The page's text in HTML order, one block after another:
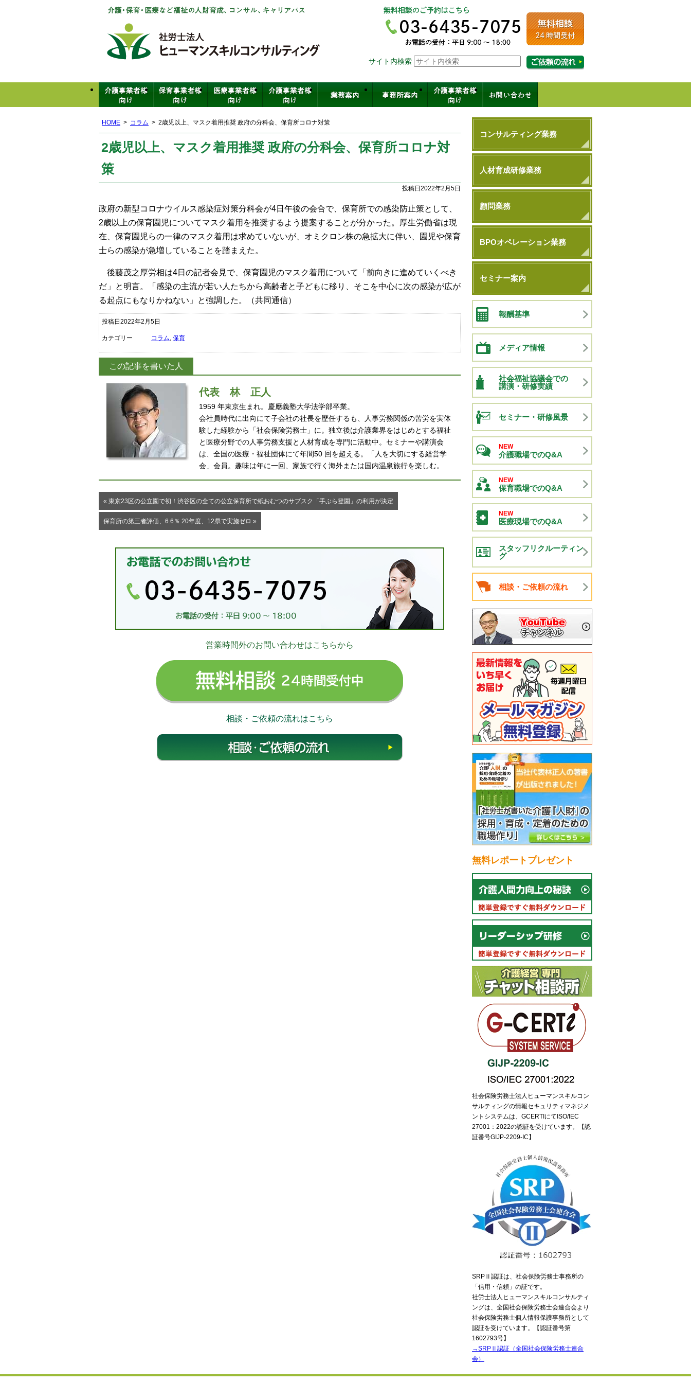
社会保険労務士法人ヒューマンスキルコンサルティング
介護・保育・医療など福祉の人材育成、コンサル、キャリアパス
サイト内検索
HOME コラム 2歳児以上、マスク着用推奨 政府の分科会、保育所コロナ対策
2歳児以上、マスク着用推奨 政府の分科会、保育所コロナ対
策
投稿日2022年2月5日
政府の新型コロナウイルス感染症対策分科会が4日午後の会合で、保育所での感染防止策として、
2歳以上の保育園児についてマスク着用を推奨するよう提案することが分かった。厚生労働省は現
在、保育園児らの一律のマスク着用は求めていないが、オミクロン株の急拡大に伴い、園児や保育
士らの感染が急増していることを踏まえた。
後藤茂之厚労相は4日の記者会見で、保育園児のマスク着用について「前向きに進めていくべき
だ」と明言。「感染の主流が若い人たちから高齢者と子どもに移り、そこを中心に次の感染が広が
る起点にもなりかねない」と強調した。（共同通信）
投稿日2022年2月5日
カテゴリー コラム, 保育
この記事を書いた人
代表 林 正人
1959 年東京生まれ。慶應義塾大学法学部卒業。
会社員時代に出向にて子会社の社長を歴任するも、人事労務関係の苦労を実体
験した経験から「社会保険労務士」に。独立後は介護業界をはじめとする福祉
と医療分野での人事労務支援と人材育成を専門に活動中。セミナーや講演会
は、全国の医療・福祉団体にて年間50 回を超える。「人を大切にする経営学
会」会員。趣味は年に一回、家族で行く海外または国内温泉旅行を楽しむ。
« 東京23区の公立園で初！渋谷区の全ての公立保育所で紙おむつのサブスク「手ぶら登園」の利用が決定
保育所の第三者評価、6.6％ 20年度、12県で実施ゼロ »
お電話でのお問い合わせ
03-6435-7075（平日9:00～18:00）
営業時間外のお問い合わせはこちらから
無料相談 24時間受付中
相談・ご依頼の流れはこちら
相談・ご依頼の流れ
コンサルティング業務
人材育成研修業務
顧問業務
BPOオペレーション業務
セミナー案内
報酬基準
メディア情報
社会福祉協議会での
講演・研修実績
セミナー・研修風景
NEW
介護職場でのQ&A
NEW
保育職場でのQ&A
NEW
医療現場でのQ&A
スタッフリクルーティン
グ
相談・ご依頼の流れ
無料レポートプレゼント
社会保険労務士法人ヒューマンスキルコン
サルティングの情報セキュリティマネジメ
ントシステムは、GCERTIにてISO/IEC
27001：2022の認証を受けています。【認
証番号GIJP-2209-IC】
SRPⅡ認証は、社会保険労務士事務所の
「信用・信頼」の証です。
社労士法人ヒューマンスキルコンサルティ
ングは、全国社会保険労務士会連合会より
社会保険労務士個人情報保護事務所として
認証を受けています。【認証番号第
1602793号】
→SRPⅡ認証（全国社会保険労務士連合
会）